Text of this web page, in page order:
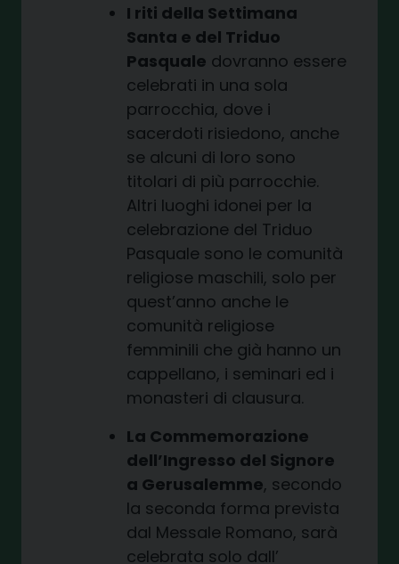
I riti della Settimana
Santa e del Triduo
Pasquale dovranno essere
celebrati in una sola
parrocchia, dove i
sacerdoti risiedono, anche
se alcuni di loro sono
titolari di più parrocchie.
Altri luoghi idonei per la
celebrazione del Triduo
Pasquale sono le comunità
religiose maschili, solo per
quest’anno anche le
comunità religiose
femminili che già hanno un
cappellano, i seminari ed i
monasteri di clausura.
La Commemorazione
dell’Ingresso del Signore
a Gerusalemme, secondo
la seconda forma prevista
dal Messale Romano, sarà
celebrata solo dall’